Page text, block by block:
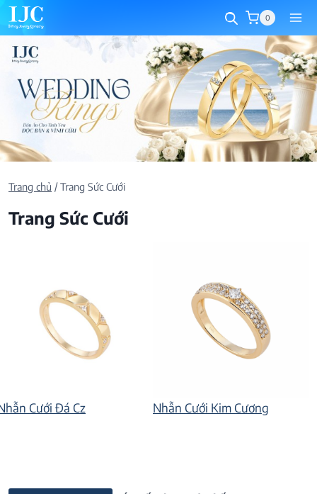
Skip
to
content
0
Trang chủ /Trang Sức Cưới
Trang Sức Cưới
Cưới Đá Cz Nhẫn Cưới Kim Cương